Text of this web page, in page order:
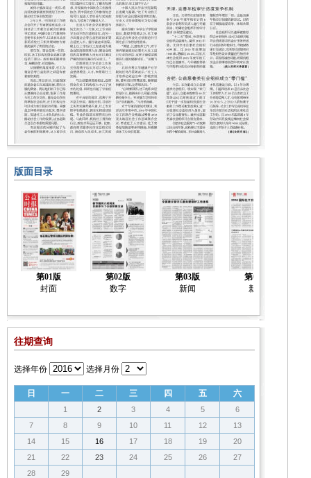
版面目录
第01版
封面
第02版
数字
第03版
新闻
第04版
新闻
往期查询
选择年份 选择月份
日 一 二 三 四 五 六
1 2 3 4 5
6
7
8 9 10 11 12
13
14
15 16 17 18 19
20
21
22 23 24 25 26
27
28
29